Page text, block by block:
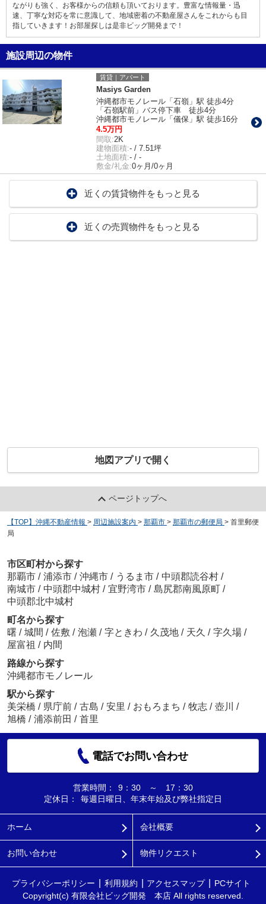
ながりも強く、お客様からの信頼も頂いております。豊富な情報量・迅
速、丁寧な対応を常に意識して、地域密着の不動産屋さんをこれからも目
指していきます！お部屋探しは是非ビッグ開発まで！
施設周辺の物件
賃貸｜アパート
Masiys Garden
沖縄都市モノレール「石嶺」駅 徒歩4分
「石嶺駅前」バス停下車 徒歩4分
沖縄都市モノレール「儀保」駅 徒歩16分
4.5万円
間取:2K
建物面積:- / 7.51坪
土地面積:- / -
敷金/礼金:0ヶ月/0ヶ月
近くの賃貸物件をもっと見る
近くの売買物件をもっと見る
地図アプリで開く
ページトップへ
【TOP】沖縄不動産情報 > 周辺施設案内 > 那覇市 > 那覇市の郵便局 > 首里郵便
局
市区町村から探す
那覇市 / 浦添市 / 沖縄市 / うるま市 / 中頭郡読谷村 /
南城市 / 中頭郡中城村 / 宜野湾市 / 島尻郡南風原町 /
中頭郡北中城村
町名から探す
曙 / 城間 / 佐敷 / 泡瀬 / 字ときわ / 久茂地 / 天久 / 字久場 /
屋富祖 / 内間
路線から探す
沖縄都市モノレール
駅から探す
美栄橋 / 県庁前 / 古島 / 安里 / おもろまち / 牧志 / 壺川
/
旭橋 / 浦添前田 / 首里
電話でお問い合わせ
営業時間：
9：30 ～ 17：30
定休日：
毎週日曜日、年末年始及び弊社指定日
ホーム 会社概要
お問い合わせ 物件リクエスト
プライバシーポリシー 利用規約 アクセスマップ
PCサイト
Copyright(c) 有限会社ビッグ開発 本店 All rights reserved.